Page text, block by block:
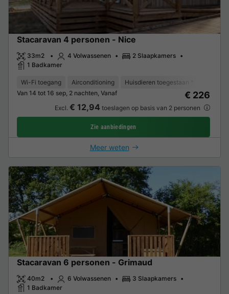
Stacaravan 4 personen - Nice
33m2 4 Volwassenen
2 Slaapkamers
1 Badkamer
Wi-Fi toegang Airconditioning Huisdieren toegestaan *
Van 14 tot 16 sep, 2 nachten, Vanaf
€ 226
Excl. € 12,94 toeslagen op basis van 2 personen
Zie aanbiedingen
Meer weten
Stacaravan 6 personen - Grimaud
40m2 6 Volwassenen
3 Slaapkamers
1 Badkamer